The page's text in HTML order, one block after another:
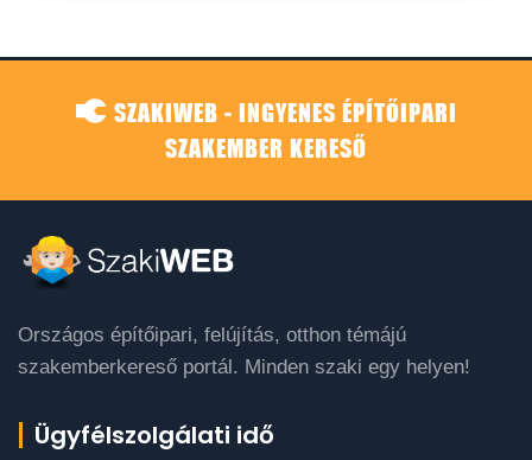
SZAKIWEB - INGYENES ÉPÍTŐIPARI
SZAKEMBER KERESŐ
Országos építőipari, felújítás, otthon témájú
szakemberkereső portál. Minden szaki egy helyen!
Ügyfélszolgálati idő